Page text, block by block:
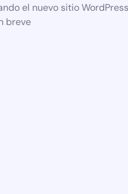
el nuevo sitio
breve